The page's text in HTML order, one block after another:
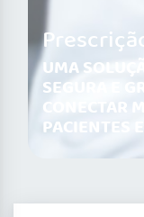
UMA
SEGURA E
CONECTAR
PACIENTES